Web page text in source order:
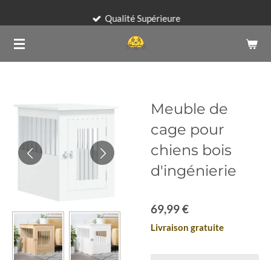
contenu
principal
Qualité Supérieure
Meuble de
cage pour
chiens bois
d'ingénierie
69,99 €
Livraison gratuite